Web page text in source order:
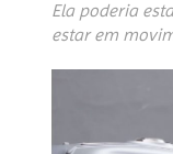
Ela poderia
estar em